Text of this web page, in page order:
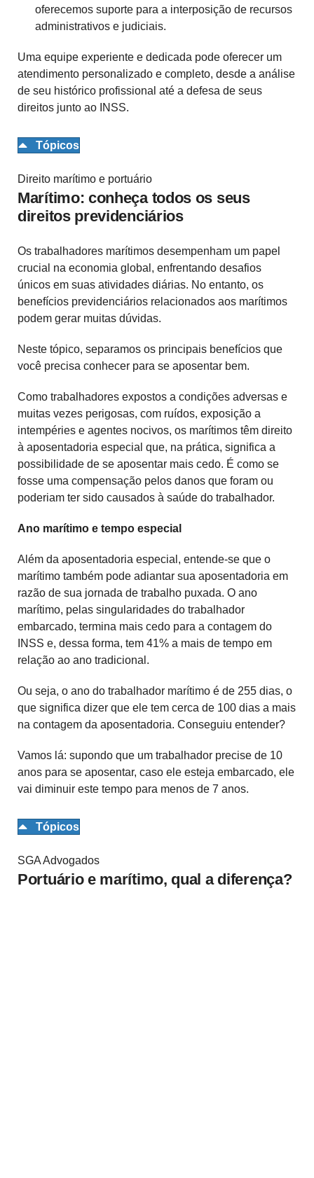
oferecemos suporte para a interposição de recursos
administrativos e judiciais.
Uma equipe experiente e dedicada pode oferecer um
atendimento personalizado e completo, desde a análise
de seu histórico profissional até a defesa de seus
direitos junto ao INSS.
Tópicos
Direito marítimo e portuário
Marítimo: conheça todos os seus
direitos previdenciários
Os trabalhadores marítimos desempenham um papel
crucial na economia global, enfrentando desafios
únicos em suas atividades diárias. No entanto, os
benefícios previdenciários relacionados aos marítimos
podem gerar muitas dúvidas.
Neste tópico, separamos os principais benefícios que
você precisa conhecer para se aposentar bem.
Como trabalhadores expostos a condições adversas e
muitas vezes perigosas, com ruídos, exposição a
intempéries e agentes nocivos, os marítimos têm direito
à aposentadoria especial que, na prática, significa a
possibilidade de se aposentar mais cedo. É como se
fosse uma compensação pelos danos que foram ou
poderiam ter sido causados à saúde do trabalhador.
Ano marítimo e tempo especial
Além da aposentadoria especial, entende-se que o
marítimo também pode adiantar sua aposentadoria em
razão de sua jornada de trabalho puxada. O ano
marítimo, pelas singularidades do trabalhador
embarcado, termina mais cedo para a contagem do
INSS e, dessa forma, tem 41% a mais de tempo em
relação ao ano tradicional.
Ou seja, o ano do trabalhador marítimo é de 255 dias, o
que significa dizer que ele tem cerca de 100 dias a mais
na contagem da aposentadoria. Conseguiu entender?
Vamos lá: supondo que um trabalhador precise de 10
anos para se aposentar, caso ele esteja embarcado, ele
vai diminuir este tempo para menos de 7 anos.
Tópicos
SGA Advogados
Portuário e marítimo, qual a diferença?